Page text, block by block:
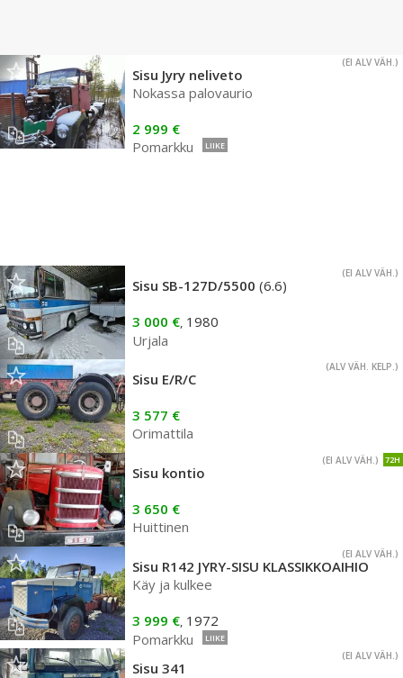
(EI ALV VÄH.)
Sisu Jyry neliveto
Nokassa palovaurio
2 999 €
Pomarkku
LIIKE
(EI ALV VÄH.)
Sisu SB-127D/5500 (6.6)
3 000 €, 1980
Urjala
(ALV VÄH. KELP.)
Sisu E/R/C
3 577 €
Orimattila
72H
(EI ALV VÄH.)
Sisu kontio
3 650 €
Huittinen
(EI ALV VÄH.)
Sisu R142 JYRY-SISU KLASSIKKOAIHIO
Käy ja kulkee
3 999 €, 1972
Pomarkku
LIIKE
(EI ALV VÄH.)
Sisu 341